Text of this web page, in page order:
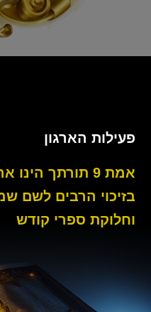
פעילות הארגון
אמת 9 תורתך
בזיכוי הרבים לשם
וחלוקת ספרי קודש